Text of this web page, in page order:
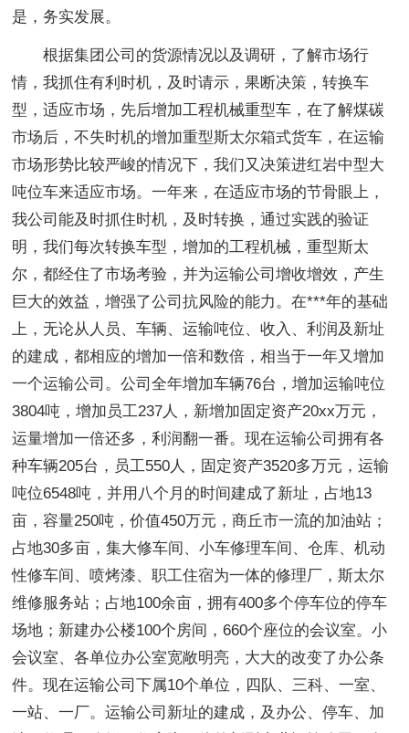
是，务实发展。
根据集团公司的货源情况以及调研，了解市场行
情，我抓住有利时机，及时请示，果断决策，转换车
型，适应市场，先后增加工程机械重型车，在了解煤碳
市场后，不失时机的增加重型斯太尔箱式货车，在运输
市场形势比较严峻的情况下，我们又决策进红岩中型大
吨位车来适应市场。一年来，在适应市场的节骨眼上，
我公司能及时抓住时机，及时转换，通过实践的验证
明，我们每次转换车型，增加的工程机械，重型斯太
尔，都经住了市场考验，并为运输公司增收增效，产生
巨大的效益，增强了公司抗风险的能力。在***年的基础
上，无论从人员、车辆、运输吨位、收入、利润及新址
的建成，都相应的增加一倍和数倍，相当于一年又增加
一个运输公司。公司全年增加车辆76台，增加运输吨位
3804吨，增加员工237人，新增加固定资产20xx万元，
运量增加一倍还多，利润翻一番。现在运输公司拥有各
种车辆205台，员工550人，固定资产3520多万元，运输
吨位6548吨，并用八个月的时间建成了新址，占地13
亩，容量250吨，价值450万元，商丘市一流的加油站；
占地30多亩，集大修车间、小车修理车间、仓库、机动
性修车间、喷烤漆、职工住宿为一体的修理厂，斯太尔
维修服务站；占地100余亩，拥有400多个停车位的停车
场地；新建办公楼100个房间，660个座位的会议室。小
会议室、各单位办公室宽敞明亮，大大的改变了办公条
件。现在运输公司下属10个单位，四队、三科、一室、
一站、一厂。运输公司新址的建成，及办公、停车、加